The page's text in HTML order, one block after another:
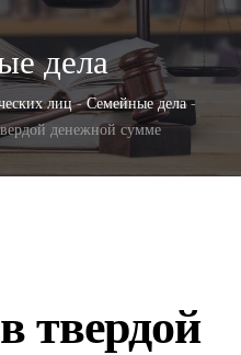
дела
лиц-Семейные дела-
денежной сумме
твердой